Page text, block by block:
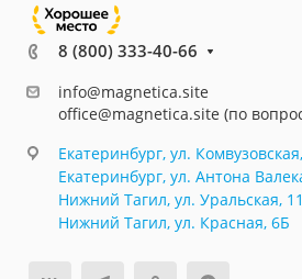
8 (800) 333-40-66
info@magnetica.site
office@magnetica.site (по
Екатеринбург, ул.
Екатеринбург, ул. Антона
Нижний Тагил, ул. Уральская, 11
Нижний Тагил, ул. Красная, 6Б